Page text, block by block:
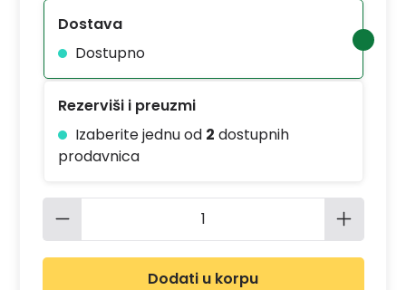
Dostava
Dostupno
Rezerviši i preuzmi
Izaberite jednu od 2 dostupnih
prodavnica
Količina proizvoda: Unesite
Dodati u korpu